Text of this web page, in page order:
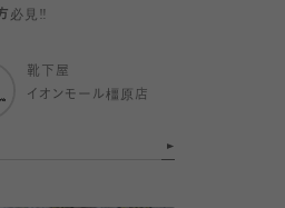
必見‼️
靴下屋
イオンモール橿原店